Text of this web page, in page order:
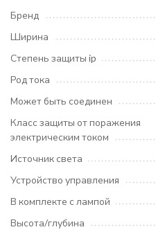
Бренд
Ширина
Степень защиты ip
Род тока
Может быть соединен
Класс защиты от поражения
электрическим током
Источник света
Устройство управления
В комплекте с лампой
Высота/глубина